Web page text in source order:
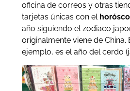
oficina de correos y otras
tarjetas únicas con el
año siguiendo el zodiaco
originalmente viene de China.
ejemplo, es el año del cerdo